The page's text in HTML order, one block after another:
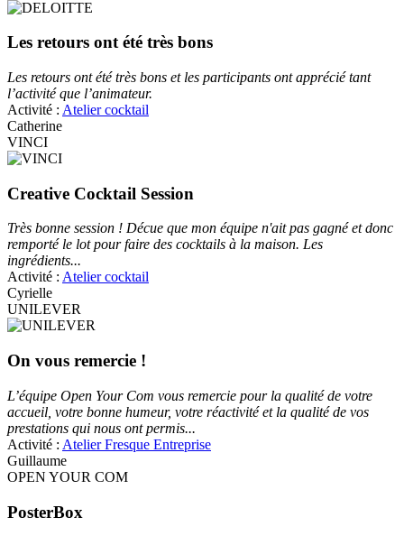
Les retours ont été très bons
Les retours ont été très bons et les participants ont apprécié tant
l’activité que l’animateur.
Activité : Atelier cocktail
Catherine
VINCI
Creative Cocktail Session
Très bonne session ! Décue que mon équipe n'ait pas gagné et donc
remporté le lot pour faire des cocktails à la maison. Les
ingrédients...
Activité : Atelier cocktail
Cyrielle
UNILEVER
On vous remercie !
L’équipe Open Your Com vous remercie pour la qualité de votre
accueil, votre bonne humeur, votre réactivité et la qualité de vos
prestations qui nous ont permis...
Activité : Atelier Fresque Entreprise
Guillaume
OPEN YOUR COM
PosterBox